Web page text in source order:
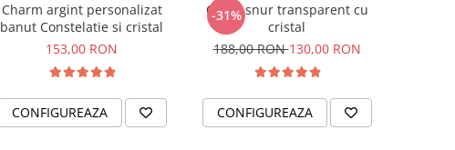
Charm argint personalizat
banut Constelatie si cristal
153,00 RON
CONFIGUREAZA
-31%
Colier snur transparent cu
cristal
188,00 RON130,00 RON
CONFIGUREAZA